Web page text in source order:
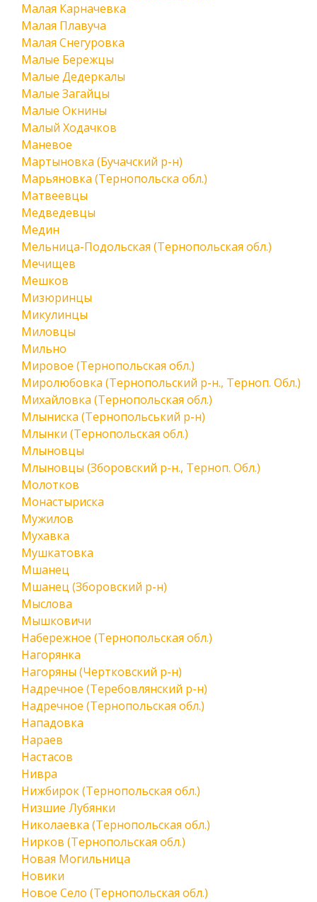
Малая Карначевка
Малая Плавуча
Малая Снегуровка
Малые Бережцы
Малые Дедеркалы
Малые Загайцы
Малые Окнины
Малый Ходачков
Маневое
Мартыновка (Бучачский р-н)
Марьяновка (Тернопольска обл.)
Матвеевцы
Медведевцы
Медин
Мельница-Подольская (Тернопольская обл.)
Мечищев
Мешков
Мизюринцы
Микулинцы
Миловцы
Мильно
Мировое (Тернопольская обл.)
Миролюбовка (Тернопольский р-н., Терноп. Обл.)
Михайловка (Тернопольская обл.)
Млыниска (Тернопольський р-н)
Млынки (Тернопольская обл.)
Млыновцы
Млыновцы (Зборовский р-н., Терноп. Обл.)
Молотков
Монастыриска
Мужилов
Мухавка
Мушкатовка
Мшанец
Мшанец (Зборовский р-н)
Мыслова
Мышковичи
Набережное (Тернопольская обл.)
Нагорянка
Нагоряны (Чертковский р-н)
Надречное (Теребовлянский р-н)
Надречное (Тернопольская обл.)
Нападовка
Нараев
Настасов
Нивра
Нижбирок (Тернопольская обл.)
Низшие Лубянки
Николаевка (Тернопольская обл.)
Нирков (Тернопольская обл.)
Новая Могильница
Новики
Новое Село (Тернопольская обл.)